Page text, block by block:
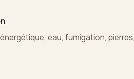
eau, fumigation,